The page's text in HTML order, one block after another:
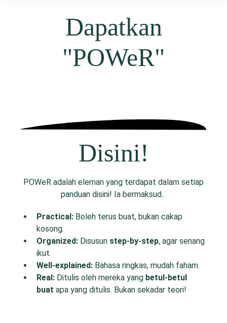
Dapatkan
"POWeR"
Disini!
POWeR adalah eleman yang terdapat dalam setiap
panduan disini! Ia bermaksud..
Practical: Boleh terus buat, bukan cakap
kosong.
Organized: Disusun step-by-step, agar senang
ikut.
Well-explained: Bahasa ringkas, mudah faham.
Real: Ditulis oleh mereka yang betul-betul
buat apa yang ditulis. Bukan sekadar teori!